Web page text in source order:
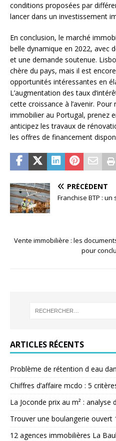
conditions proposées par
lancer dans un investissement
En conclusion, le marché
belle dynamique en 2022, avec
et une demande soutenue.
chère du pays, mais il est
opportunités intéressantes en
L’augmentation des taux
cette croissance à l’avenir.
immobilier au Portugal, prenez
anticipez les travaux de
les offres de financement
PRÉCÉDENT
Franchise BTP :
Vente immobilière : les
pour
ARTICLES RÉCENTS
Problème de rétention d eau
Chiffres d’affaire mcdo : 5
La Joconde prix au m² :
Trouver une boulangerie ouvert
12 agences immobilières La